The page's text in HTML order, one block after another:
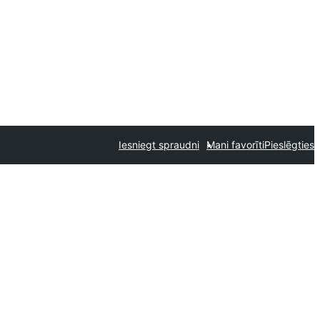
Iesniegt spraudni Mani favorītiPieslēgties